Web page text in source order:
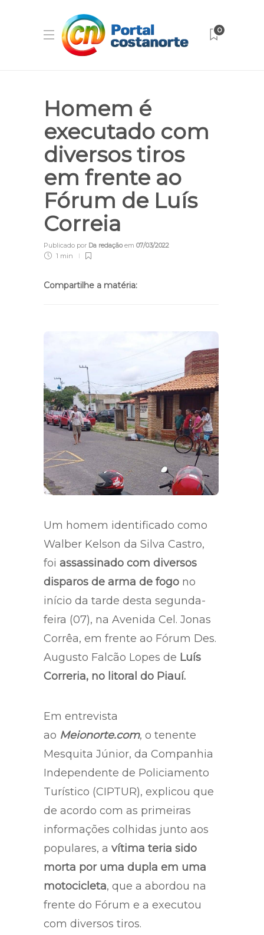
0
Homem é
executado com
diversos tiros
em frente ao
Fórum de Luís
Correia
Publicado por Da redaçãoem 07/03/2022
1 min
Compartilhe a matéria:
Um homem identificado como
Walber Kelson da Silva Castro,
foi assassinado com diversos
disparos de arma de fogo no
início da tarde desta segunda-
feira (07), na Avenida Cel. Jonas
Corrêa, em frente ao Fórum Des.
Augusto Falcão Lopes de Luís
Correria, no litoral do Piauí.
Em entrevista
ao Meionorte.com, o tenente
Mesquita Júnior, da Companhia
Independente de Policiamento
Turístico (CIPTUR), explicou que
de acordo com as primeiras
informações colhidas junto aos
populares, a vítima teria sido
morta por uma dupla em uma
motocicleta, que a abordou na
frente do Fórum e a executou
com diversos tiros.